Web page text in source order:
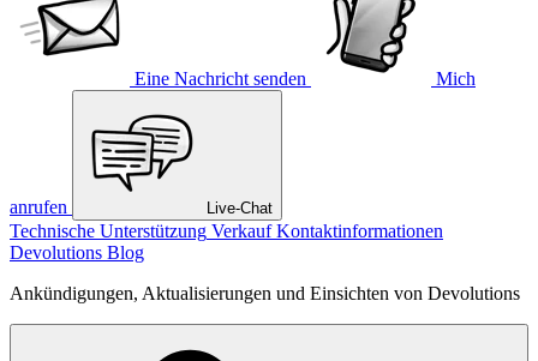
Eine Nachricht senden Mich
anrufen Live-Chat
Technische Unterstützung Verkauf Kontaktinformationen
Devolutions Blog
Ankündigungen, Aktualisierungen und Einsichten von Devolutions